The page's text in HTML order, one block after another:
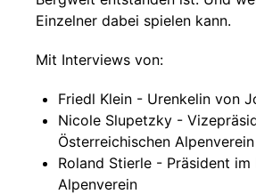
Einzelner dabei spielen kann.
Mit Interviews von:
Friedl Klein - Urenkelin von
Nicole Slupetzky -
Österreichischen Alpenverein
Roland Stierle - Präsident im
Alpenverein